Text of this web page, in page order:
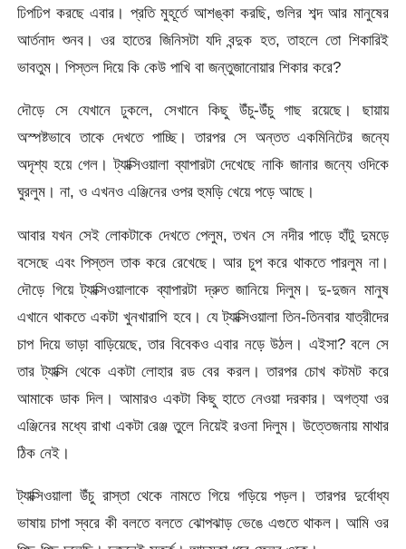
ঢিপঢিপ করছে এবার। প্রতি মুহূর্তে আশঙ্কা করছি, গুলির শব্দ আর মানুষের
আর্তনাদ শুনব। ওর হাতের জিনিসটা যদি বন্দুক হত, তাহলে তো শিকারিই
ভাবতুম। পিস্তল দিয়ে কি কেউ পাখি বা জন্তুজানোয়ার শিকার করে?
দৌড়ে সে যেখানে ঢুকলে, সেখানে কিছু উঁচু-উঁচু গাছ রয়েছে। ছায়ায়
অস্পষ্টভাবে তাকে দেখতে পাচ্ছি। তারপর সে অন্তত একমিনিটের জন্যে
অদৃশ্য হয়ে গেল। ট্যাক্সিওয়ালা ব্যাপারটা দেখেছে নাকি জানার জন্যে ওদিকে
ঘুরলুম। না, ও এখনও এঞ্জিনের ওপর হুমড়ি খেয়ে পড়ে আছে।
আবার যখন সেই লোকটাকে দেখতে পেলুম, তখন সে নদীর পাড়ে হাঁটু দুমড়ে
বসেছে এবং পিস্তল তাক করে রেখেছে। আর চুপ করে থাকতে পারলুম না।
দৌড়ে গিয়ে ট্যাক্সিওয়ালাকে ব্যাপারটা দ্রুত জানিয়ে দিলুম। দু-দুজন মানুষ
এখানে থাকতে একটা খুনখারাপি হবে। যে ট্যাক্সিওয়ালা তিন-তিনবার যাত্রীদের
চাপ দিয়ে ভাড়া বাড়িয়েছে, তার বিবেকও এবার নড়ে উঠল। এইসা? বলে সে
তার ট্যাক্সি থেকে একটা লোহার রড বের করল। তারপর চোখ কটমট করে
আমাকে ডাক দিল। আমারও একটা কিছু হাতে নেওয়া দরকার। অগত্যা ওর
এঞ্জিনের মধ্যে রাখা একটা রেঞ্জ তুলে নিয়েই রওনা দিলুম। উত্তেজনায় মাথার
ঠিক নেই।
ট্যাক্সিওয়ালা উঁচু রাস্তা থেকে নামতে গিয়ে গড়িয়ে পড়ল। তারপর দুর্বোধ্য
ভাষায় চাপা স্বরে কী বলতে বলতে ঝোপঝাড় ভেঙে এগুতে থাকল। আমি ওর